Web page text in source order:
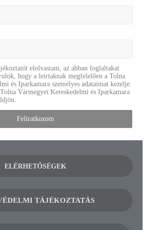
elolvastam, az abban foglaltakat
hogy a leírtaknak megfelelően a Tolna
és Iparkamara személyes adataimat kezelje.
Vármegyei Kereskedelmi és Iparkamara
ELÉRHETŐSÉGEK
TÁJÉKOZTATÁS